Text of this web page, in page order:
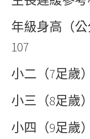
年級身高（
107
小二（7足歲
小三（8足歲
小四（9足歲